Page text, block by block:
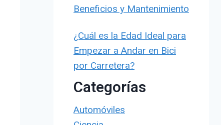
Beneficios y Mantenimiento
¿Cuál es la Edad Ideal para
Empezar a Andar en Bici
por Carretera?
Categorías
Automóviles